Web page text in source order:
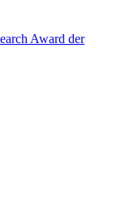
Award der